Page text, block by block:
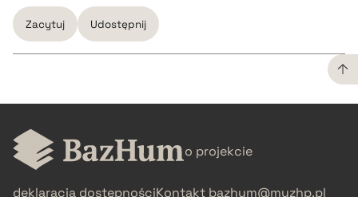
BIBTEX
Zacytuj Udostępnij
CZYSTY TEKST
pobierz cytat o projekcie
deklaracja dostępnościKontakt bazhum@muzhp.pl